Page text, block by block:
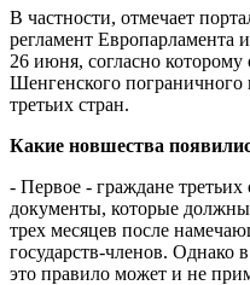
В частности, отмечает
регламент
26 июня, согласно которому
Шенгенского пограничного
третьих стран.
Какие новшества
- Первое - граждане
документы, которые
трех месяцев после
государств-членов. Однако
это правило может и не